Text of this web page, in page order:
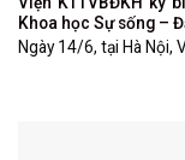
Khoa học Sự sống –
Ngày 14/6, tại Hà Nội,